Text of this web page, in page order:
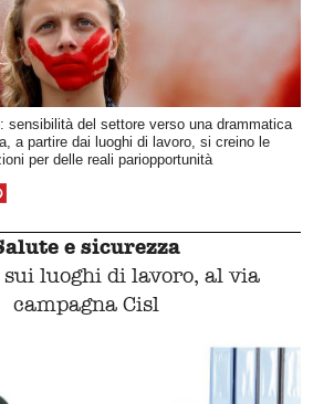
sensibilità del settore verso una drammatica
a partire dai luoghi di lavoro, si creino le
per delle reali pariopportunità
e sicurezza
luoghi di lavoro, al via
campagna Cisl